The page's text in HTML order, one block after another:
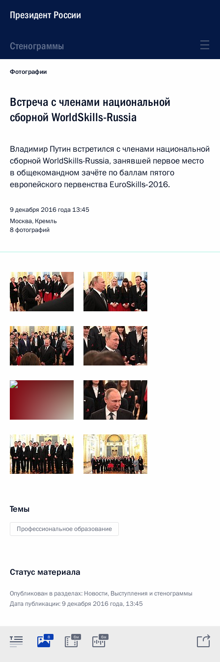
Президент России
Стенограммы
Фотографии
Встреча с членами национальной
сборной WorldSkills-Russia
Владимир Путин встретился с членами национальной
сборной WorldSkills-Russia, занявшей первое место
в общекомандном зачёте по баллам пятого
европейского первенства EuroSkills‑2016.
9 декабря 2016 года 13:45
Москва, Кремль
8 фотографий
Темы
Профессиональное образование
Статус материала
Опубликован в разделах: Новости, Выступления и стенограммы
Дата публикации:9 декабря 2016 года, 13:45
8 6м 6м